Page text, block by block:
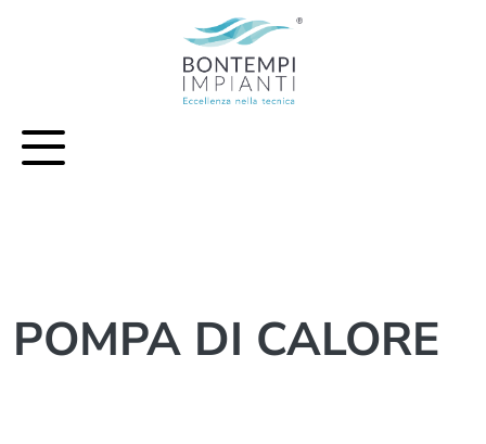
Vai al contenuto principale della pagina
POMPA DI CALORE